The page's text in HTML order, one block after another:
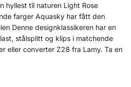
hyllest til naturen Light Rose
farger Aquasky har fått den
Denne designklassikeren har en
stålsplitt og klips i matchende
eller converter Z28 fra Lamy. Ta en